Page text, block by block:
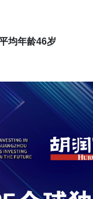
均年龄46岁